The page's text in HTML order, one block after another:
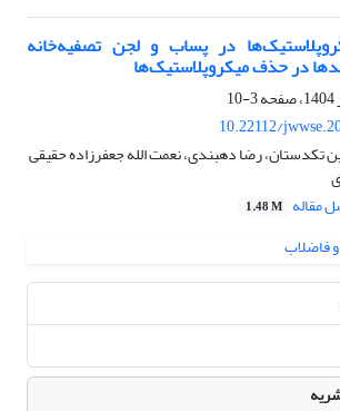
در پساب و لجن تصفیه‌خانه
در حذف میکروپلاستیک‌ها
3-10
10.22112/
تکدستان، رضا دهبندی، نعمت الله جعفرزاده حقیقی
مقاله 1.48 M